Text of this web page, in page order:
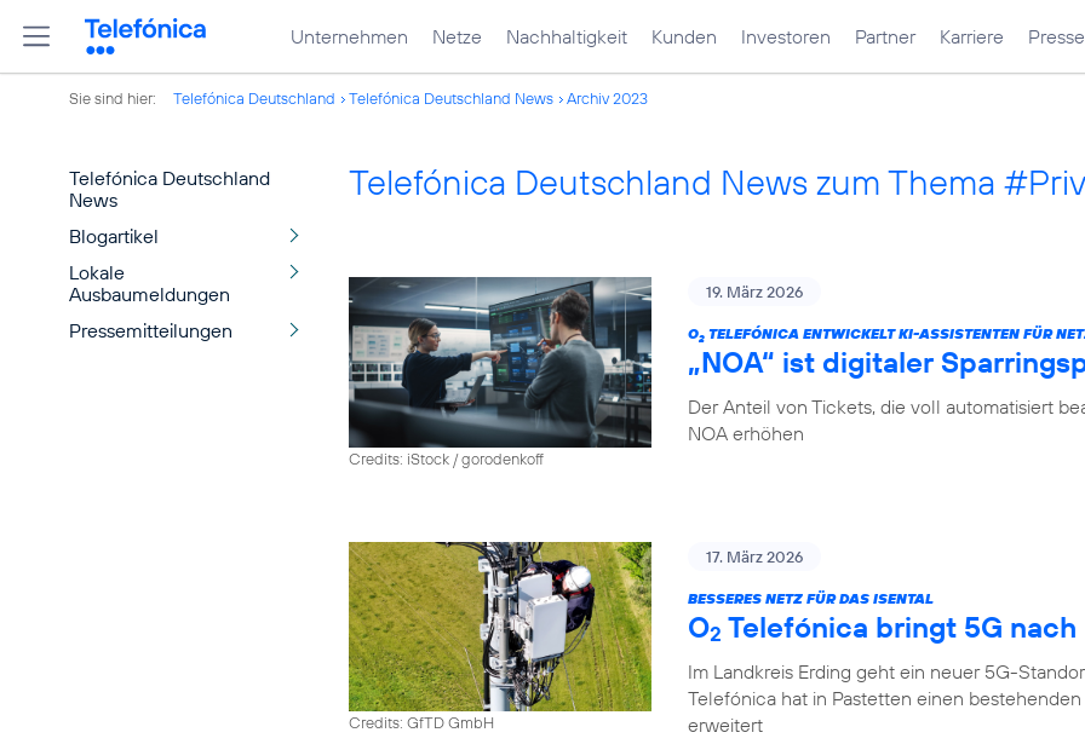
Unternehmen Netze Nachhaltigkeit Kunden Investoren Partner Karriere Presse
Sie sind hier: Telefónica Deutschland Telefónica Deutschland News Archiv 2023
Telefónica Deutschland
News
Blogartikel
Lokale
Ausbaumeldungen
Pressemitteilungen
Telefónica Deutschland News zum Thema
Credits: iStock / gorodenkoff
19. März 2026
O2 TELEFÓNICA ENTWICKELT KI-ASSISTENTEN FÜR
„NOA“ ist digitaler
Der Anteil von Tickets, die voll automatisiert
NOA erhöhen
Credits: GfTD GmbH
17. März 2026
BESSERES NETZ FÜR DAS ISENTAL
O2 Telefónica bringt 5G
Im Landkreis Erding geht ein neuer 5G-
Telefónica hat in Pastetten einen
erweitert